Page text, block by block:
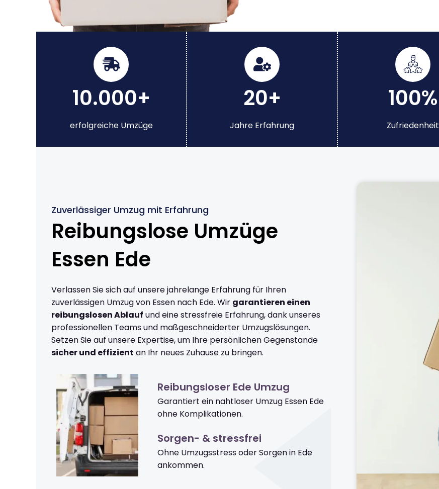
10.000+
erfolgreiche Umzüge
20+
Jahre Erfahrung
100%
Zufriedenheit
Zuverlässiger Umzug mit Erfahrung
Reibungslose Umzüge
Essen Ede
Verlassen Sie sich auf unsere jahrelange Erfahrung für Ihren
zuverlässigen Umzug von Essen nach Ede. Wir garantieren einen
reibungslosen Ablauf und eine stressfreie Erfahrung, dank unseres
professionellen Teams und maßgeschneiderter Umzugslösungen.
Setzen Sie auf unsere Expertise, um Ihre persönlichen Gegenstände
sicher und effizient an Ihr neues Zuhause zu bringen.
Reibungsloser Ede Umzug
Garantiert ein nahtloser Umzug Essen Ede
ohne Komplikationen.
Sorgen- & stressfrei
Ohne Umzugsstress oder Sorgen in Ede
ankommen.